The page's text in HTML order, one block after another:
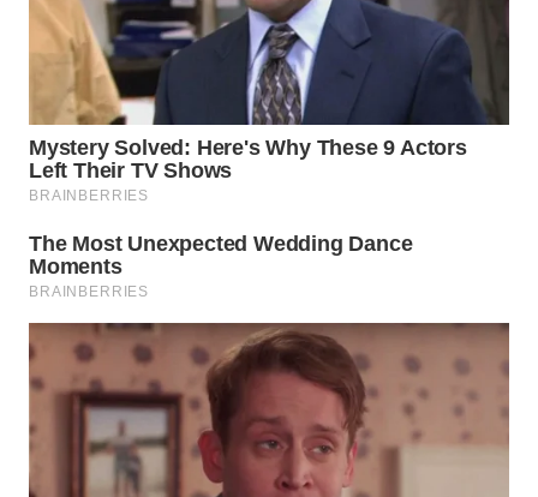
TANI
WAHANA
ADVOKAT
WAHANA
INFRASTRUKTUR
WAHANA
KONSUMEN
WAHANA
LISTRIK
WAHANA
TRAVEL